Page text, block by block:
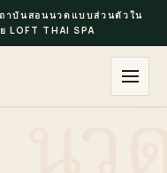
าบันสอนนวดแบบส่วนตัวใน
LOFT THAI SPA